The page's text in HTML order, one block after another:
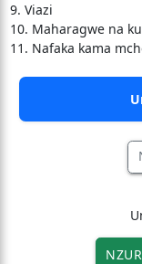
9. Viazi
10. Maharagwe na
11. Nafaka kama